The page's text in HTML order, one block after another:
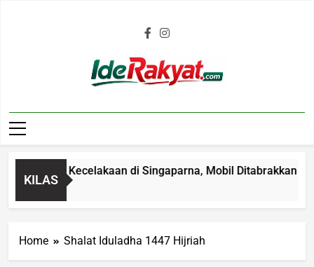
Iderakyat.com
KILAS
dalam Kecelakaan di Singaparna, Mobil Ditabrakkan dari
Home Shalat Iduladha 1447 Hijriah